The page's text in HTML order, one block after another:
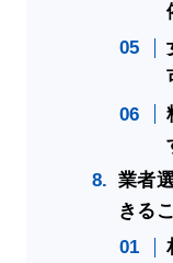
業者
きる